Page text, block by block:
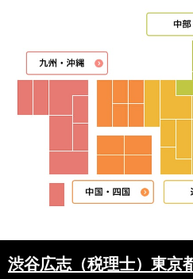
渋谷広志（税理士）東京